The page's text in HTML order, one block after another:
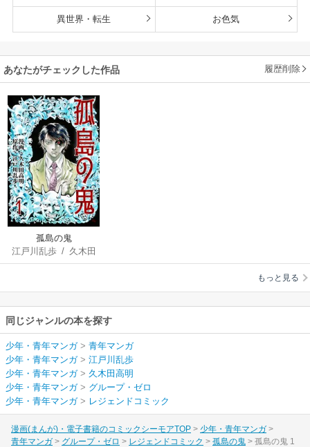
異世界・転生 お色気
あなたがチェックした作品 履歴削除
孤島の鬼
江戸川乱歩/ 久木田
高明
もっと見る
同じジャンルの本を探す
少年・青年マンガ> 青年マンガ
少年・青年マンガ> 江戸川乱歩
少年・青年マンガ> 久木田高明
少年・青年マンガ> グループ・ゼロ
少年・青年マンガ> レジェンドコミック
漫画(まんが)・電子書籍のコミックシーモアTOP
少年・青年マンガ
青年マンガ
グループ・ゼロ レジェンドコミック 孤島の鬼 孤島の鬼 1